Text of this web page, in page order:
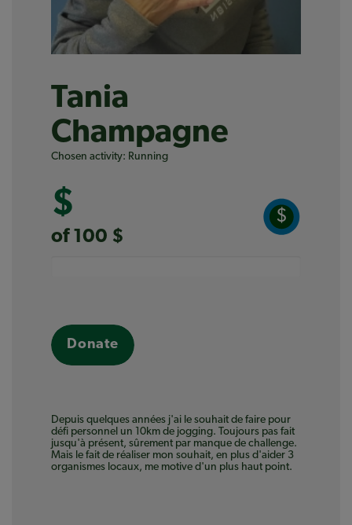
Tania
Champagne
Chosen activity: Running
$
of 100 $
$
Donate
Depuis quelques années j'ai le souhait de faire pour
défi personnel un 10km de jogging. Toujours pas fait
jusqu'à présent, sûrement par manque de challenge.
Mais le fait de réaliser mon souhait, en plus d'aider 3
organismes locaux, me motive d'un plus haut point.